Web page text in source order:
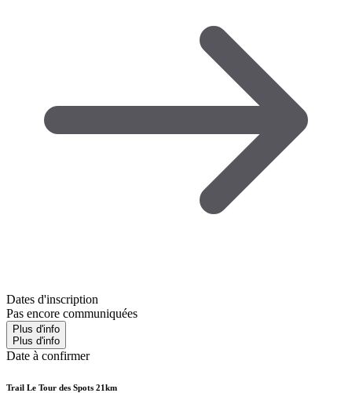
Dates d'inscription
Pas encore communiquées
Plus d'info
Plus d'info
Date à confirmer
Trail Le Tour des Spots 21km